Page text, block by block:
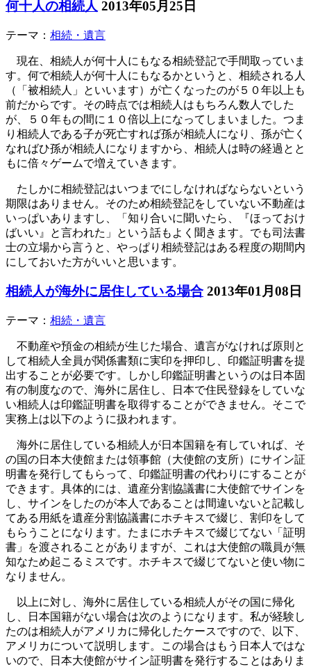
何十人の相続人 2013年05月25日
テーマ： 相続・遺言
現在、相続人が何十人にもなる相続登記で手間取っていま
す。何で相続人が何十人にもなるかというと、相続される人
（「被相続人」といいます）が亡くなったのが５０年以上も
前だからです。その時点では相続人はもちろん数人でした
が、５０年もの間に１０倍以上になってしまいました。つま
り相続人である子が死亡すれば孫が相続人になり、孫が亡く
なればひ孫が相続人になりますから、相続人は時の経過とと
もに倍々ゲームで増えていきます。
たしかに相続登記はいつまでにしなければならないという
期限はありません。そのため相続登記をしていない不動産は
いっぱいありますし、「知り合いに聞いたら、『ほっておけ
ばいい』と言われた」という話もよく聞きます。でも司法書
士の立場から言うと、やっぱり相続登記はある程度の期間内
にしておいた方がいいと思います。
相続人が海外に居住している場合 2013年01月08日
テーマ： 相続・遺言
不動産や預金の相続が生じた場合、遺言がなければ原則と
して相続人全員が関係書類に実印を押印し、印鑑証明書を提
出することが必要です。しかし印鑑証明書というのは日本固
有の制度なので、海外に居住し、日本で住民登録をしていな
い相続人は印鑑証明書を取得することができません。そこで
実務上は以下のように扱われます。
海外に居住している相続人が日本国籍を有していれば、そ
の国の日本大使館または領事館（大使館の支所）にサイン証
明書を発行してもらって、印鑑証明書の代わりにすることが
できます。具体的には、遺産分割協議書に大使館でサインを
し、サインをしたのが本人であることは間違いないと記載し
てある用紙を遺産分割協議書にホチキスで綴じ、割印をして
もらうことになります。たまにホチキスで綴じてない「証明
書」を渡されることがありますが、これは大使館の職員が無
知なため起こるミスです。ホチキスで綴じてないと使い物に
なりません。
以上に対し、海外に居住している相続人がその国に帰化
し、日本国籍がない場合は次のようになります。私が経験し
たのは相続人がアメリカに帰化したケースですので、以下、
アメリカについて説明します。この場合はもう日本人ではな
いので、日本大使館がサイン証明書を発行することはありま